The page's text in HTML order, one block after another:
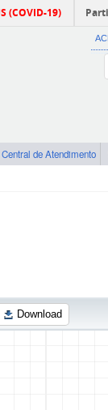
(COVID-19)
Central de Atendimento